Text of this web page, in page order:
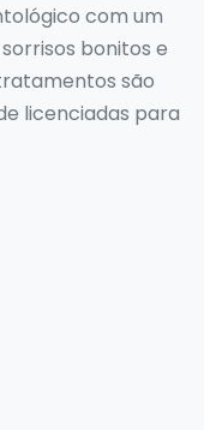
com um
bonitos e
são
licenciadas para